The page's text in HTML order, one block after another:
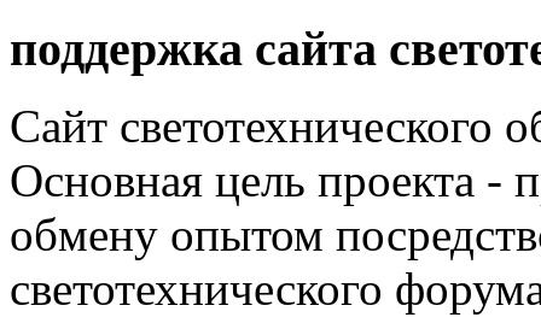
поддержка сайта
Сайт светотехнического
Основная цель проекта -
обмену опытом
светотехнического